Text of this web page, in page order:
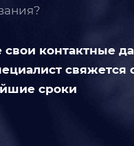
свои контактные
свяжется
сроки